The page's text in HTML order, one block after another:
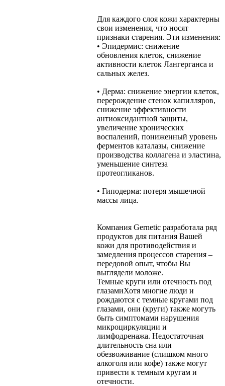
Для каждого слоя кожи характерны
свои изменения, что носят
признаки старения. Эти изменения:
• Эпидермис: снижение
обновления клеток, снижение
активности клеток Лангерганса и
сальных желез.
• Дерма: снижение энергии клеток,
перерождение стенок капилляров,
снижение эффективности
антиоксидантной защиты,
увеличение хронических
воспалений, пониженный уровень
ферментов каталазы, снижение
производства коллагена и эластина,
уменьшение синтеза
протеогликанов.
• Гиподерма: потеря мышечной
массы лица.
Компания Gernetic разработала ряд
продуктов для питания Вашей
кожи для противодействия и
замедления процессов старения –
передовой опыт, чтобы Вы
выглядели моложе.
Темные круги или отечность под
глазамиХотя многие люди и
рождаются с темные кругами под
глазами, они (круги) также могуть
быть симптомами нарушения
микроциркуляции и
лимфодренажа. Недостаточная
длительность сна или
обезвоживание (слишком много
алкоголя или кофе) также могут
привести к темным кругам и
отечности.